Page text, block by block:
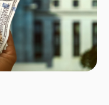
다 더 빠르게 하락했다. 특히
되는 기조를 보이며 연준의
성이 심한 식품과 에너지를
정된 후 2월에 0.3% 상승했다.
른 하락세다. 물가 둔화세와
은 연초 1.5% 급등한 후 0.1%
로 인한 경제영향 평가